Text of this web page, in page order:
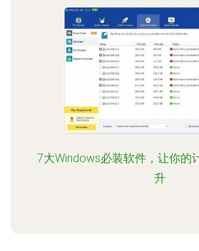
7大Windows必装软件，让你的
升